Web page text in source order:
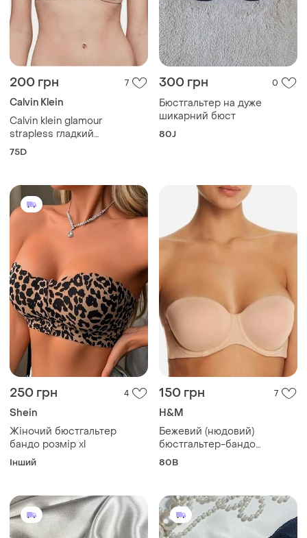
200 грн 7
Calvin Klein
Calvin klein glamour
strapless гладкий
бюстгальтер – балконет
75D
300 грн 0
Бюстгальтер на дуже
шикарний бюст
80J
250 грн 4
Shein
Жіночий бюстгальтер
бандо розмір xl
Інший
150 грн 7
H&M
Бежевий (нюдовий)
бюстгальтер-бандо
(балконет) із гладкими
80B